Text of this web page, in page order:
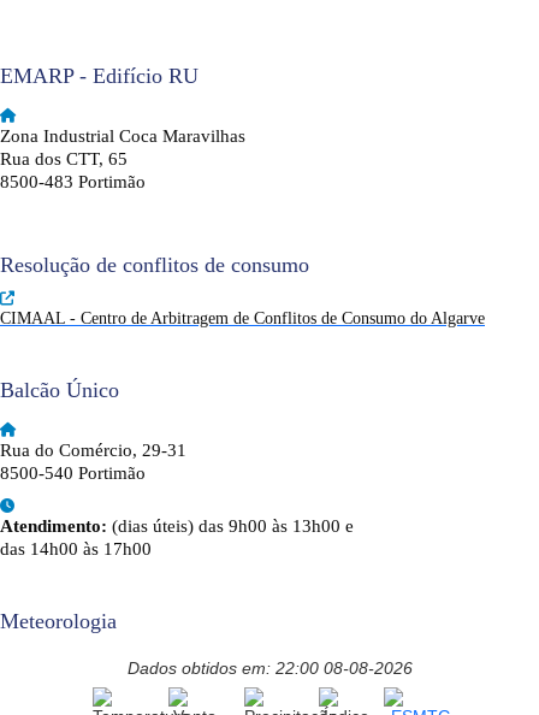
EMARP - Edifício RU
Zona Industrial Coca Maravilhas
Rua dos CTT, 65
8500-483 Portimão
Resolução de conflitos de consumo
CIMAAL - Centro de Arbitragem de Conflitos de Consumo do Algarve
Balcão Único
Rua do Comércio, 29-31
8500-540 Portimão
Atendimento: (dias úteis) das 9h00 às 13h00 e
das 14h00 às 17h00
Meteorologia
Dados obtidos em: 22:00 08-08-2026